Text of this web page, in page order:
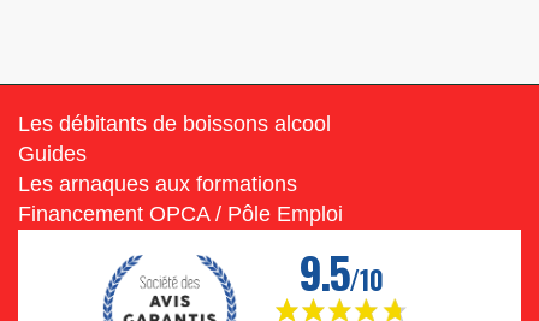
Les débitants de boissons alcool
Guides
Les arnaques aux formations
Financement OPCA / Pôle Emploi